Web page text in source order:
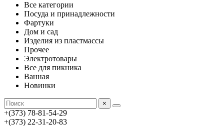
Все категории
Посуда и принадлежности
Фартуки
Дом и сад
Изделия из пластмассы
Прочее
Электротовары
Все для пикника
Ванная
Новинки
×
+(373) 78-81-54-29
+(373) 22-31-20-83